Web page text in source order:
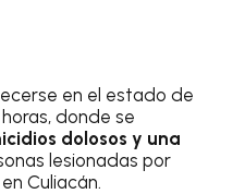
en el estado de
donde se
dolosos y una
lesionadas por
Culiacán.